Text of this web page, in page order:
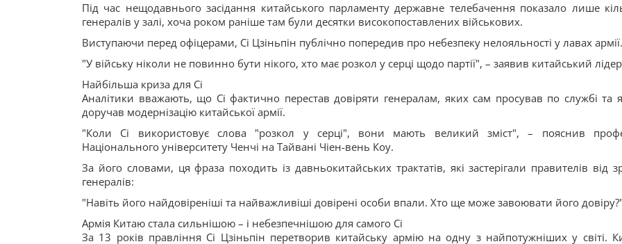
Під час нещодавнього засідання китайського парламенту державне телебачення показало лише
генералів у залі, хоча роком раніше там були десятки високопоставлених військових.
Виступаючи перед офіцерами, Сі Цзіньпін публічно попередив про небезпеку нелояльності у лавах армії.
"У війську ніколи не повинно бути нікого, хто має розкол у серці щодо партії", – заявив китайський
Найбільша криза для Сі
Аналітики вважають, що Сі фактично перестав довіряти генералам, яких сам просував по службі та
доручав модернізацію китайської армії.
"Коли Сі використовує слова "розкол у серці", вони мають великий зміст", – пояснив
Національного університету Ченчі на Тайвані Чіен-вень Коу.
За його словами, ця фраза походить із давньокитайських трактатів, які застерігали правителів від
генералів:
"Навіть його найдовіреніші та найважливіші довірені особи впали. Хто ще може завоювати його довіру?"
Армія Китаю стала сильнішою – і небезпечнішою для самого Сі
За 13 років правління Сі Цзіньпін перетворив китайську армію на одну з найпотужніших у світі.